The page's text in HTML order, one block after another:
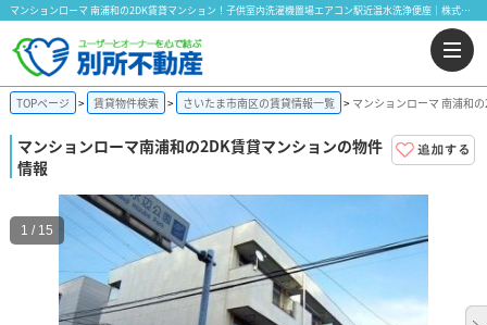
マンションローマ 南浦和の2DK賃貸マンション！子供室内洗濯機置場エアコン駅近温水洗浄便座｜株式会社 別所不動産
TOPページ 賃貸物件検索 さいたま市南区の賃貸情報一覧 マンションローマ 南浦和
マンションローマ南浦和の2DK賃貸マンションの物件
情報
1 / 15